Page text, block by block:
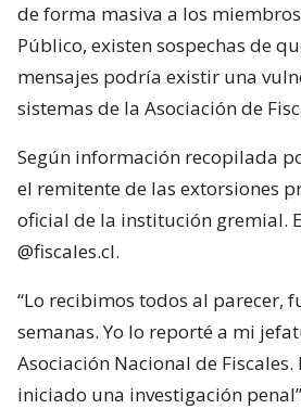
de forma masiva a los
Público, existen sospechas de
mensajes podría existir una
sistemas de la Asociación de
Según información recopilada
el remitente de las extorsiones
oficial de la institución gremial.
@fiscales.cl.
“Lo recibimos todos al parecer,
semanas. Yo lo reporté a mi
Asociación Nacional de Fiscales.
iniciado una investigación